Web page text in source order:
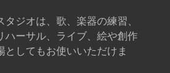
タジオは、歌、楽器の練習、
ハーサル、ライブ、絵や創作
としてもお使いいただけま